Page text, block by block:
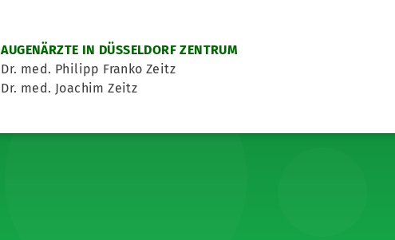
AUGENÄRZTE IN DÜSSELDORF ZENTRUM
Dr. med. Philipp Franko Zeitz
Dr. med. Joachim Zeitz